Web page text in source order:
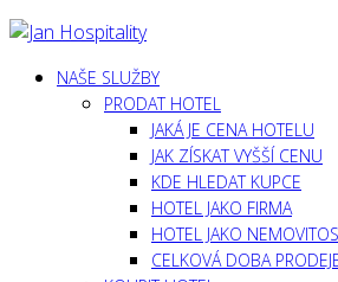
NAŠE SLUŽBY
PRODAT HOTEL
JAKÁ JE CENA HOTELU
JAK ZÍSKAT VYŠŠÍ CENU
KDE HLEDAT KUPCE
HOTEL JAKO FIRMA
HOTEL JAKO
CELKOVÁ DOBA